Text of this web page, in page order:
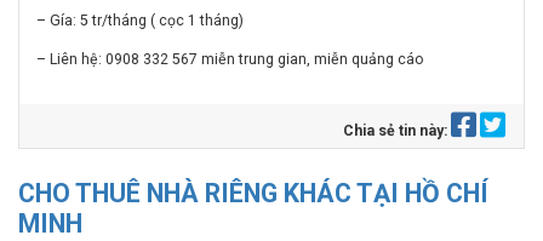
– Gía: 5 tr/tháng ( cọc 1 tháng)
– Liên hệ: 0908 332 567 miễn trung gian, miễn quảng cáo
Chia sẻ tin này:
CHO THUÊ NHÀ RIÊNG KHÁC TẠI HỒ CHÍ
MINH